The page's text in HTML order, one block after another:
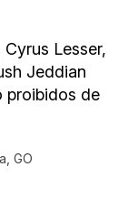
Lesser,
Jeddian
proibidos de
GO